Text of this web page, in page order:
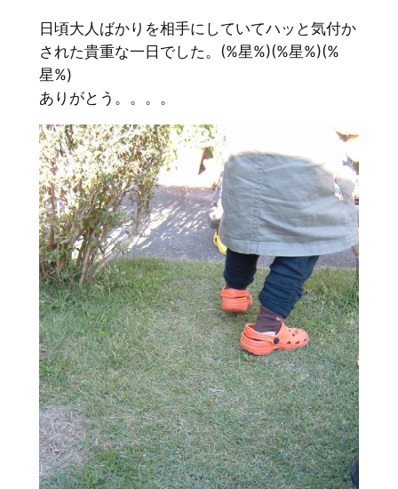
日頃大人ばかりを相手にしていてハッと気付か
された貴重な一日でした。(%星%)(%星%)(%
星%)
ありがとう。。。。